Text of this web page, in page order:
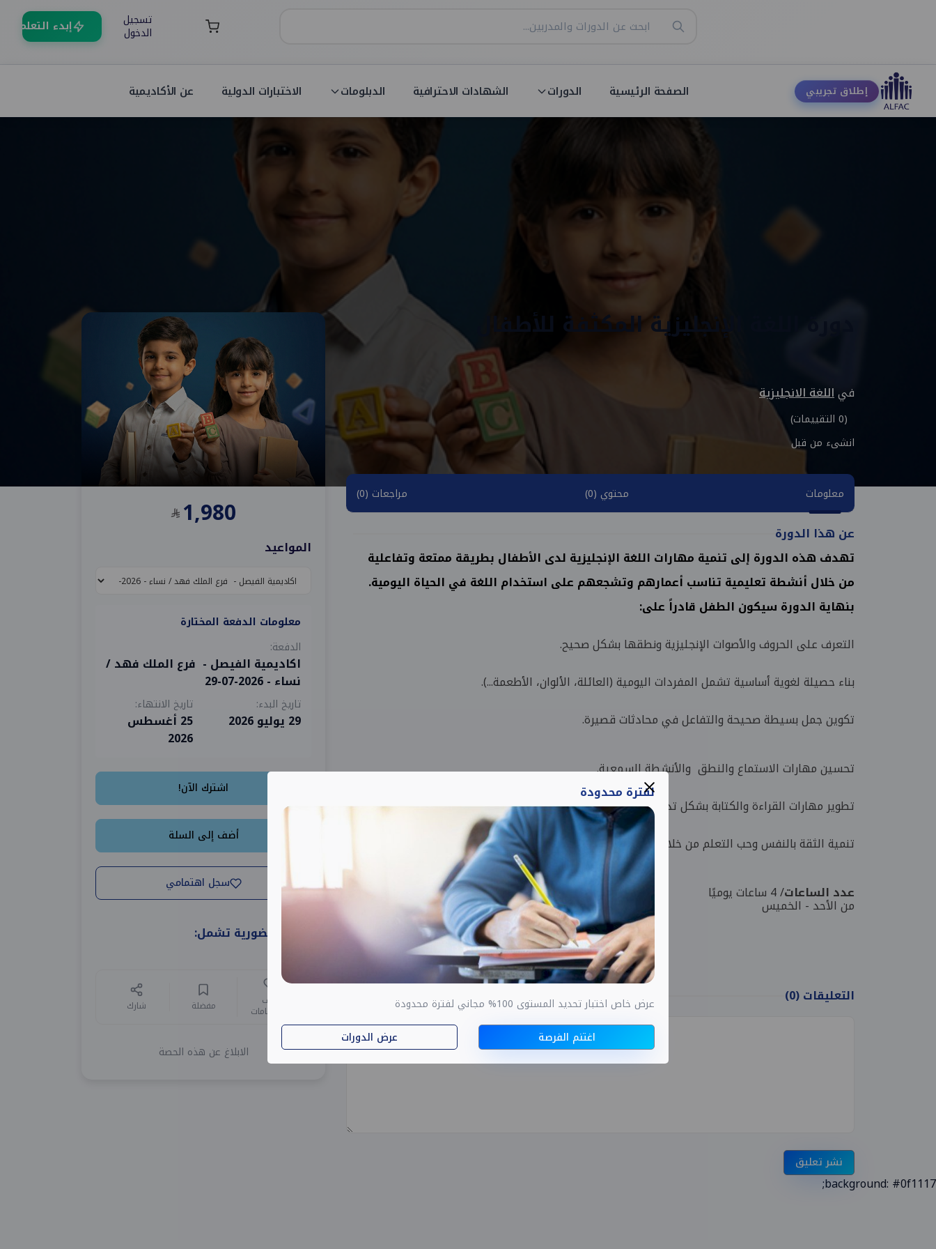
تسجيل
الدخول إبدء التعلم
إطلاق تجريبي الصفحة الرئيسية الدورات الشهادات الاحترافية الدبلومات الاختبارات الدولية عن الأكاديمية
دورة اللغة الإنجليزية المكثفة للأطفال
فياللغة الانجليزية
(0 التقييمات)
انشىء من قبل
معلومات محتوي (0) مراجعات (0)
عن هذا الدورة
تهدف هذه الدورة إلى تنمية مهارات اللغة الإنجليزية لدى الأطفال بطريقة ممتعة وتفاعلية
من خلال أنشطة تعليمية تناسب أعمارهم وتشجعهم على استخدام اللغة في الحياة اليومية.
بنهاية الدورة سيكون الطفل قادراً على:
التعرف على الحروف والأصوات الإنجليزية ونطقها بشكل صحيح.
بناء حصيلة لغوية أساسية تشمل المفردات اليومية (العائلة، الألوان، الأطعمة...).
تكوين جمل بسيطة صحيحة والتفاعل في محادثات قصيرة.
تحسين مهارات الاستماع والنطق والأنشطة السمعية.
تطوير مهارات القراءة والكتابة بشكل تدريجي يتناسب مع المرحلة العمرية.
تنمية الثقة بالنفس وحب التعلم من خلال الألعاب التعليمية والأنشطة الجماعية.
عدد الساعات/ 4 ساعات يوميًا
من الأحد - الخميس
التعليقات(0)
نشر تعليق
1,980
المواعيد
معلومات الدفعة المختارة
الدفعة:
اكاديمية الفيصل - فرع الملك فهد /
نساء - 2026-07-29
تاريخ البدء:
29 يوليو 2026
تاريخ الانتهاء:
25 أغسطس
2026
اشترك الآن!
أضف إلى السلة
سجل اهتمامي
دورات حضورية تشمل:
أضف
للاهتمامات مفضلة شارك
الابلاغ عن هذه الحصة
background: #0f1117;
لفترة محدودة
عرض خاص اختبار تحديد المستوى 100% مجاني لفترة محدودة
اغتنم الفرصة
عرض الدورات